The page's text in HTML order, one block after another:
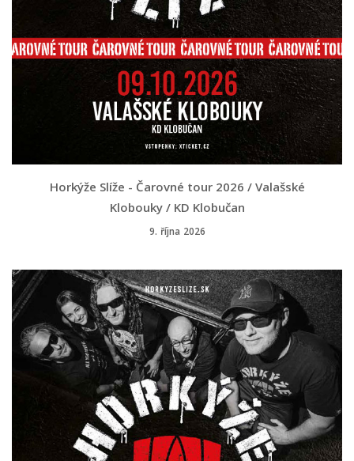
Horkýže Slíže - Čarovné tour 2026 / Valašské
Klobouky / KD Klobučan
9. října 2026